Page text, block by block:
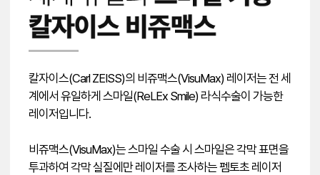
칼자이스(Carl ZEISS)의 비쥬맥스(VisuMax) 레이저는 전 세
계에서 유일하게 스마일(ReLEx Smile) 라식수술이 가능한
레이저입니다.
비쥬맥스(VisuMax)는 스마일 수술 시 스마일은 각막 표면을
투과하여 각막 실질에만 레이저를 조사하는 펨토초 레이저